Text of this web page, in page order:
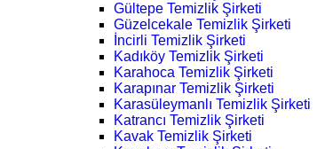
Gültepe Temizlik Şirketi
Güzelcekale Temizlik Şirketi
İncirli Temizlik Şirketi
Kadıköy Temizlik Şirketi
Karahoca Temizlik Şirketi
Karapınar Temizlik Şirketi
Karasüleymanlı Temizlik Şirketi
Katrancı Temizlik Şirketi
Kavak Temizlik Şirketi